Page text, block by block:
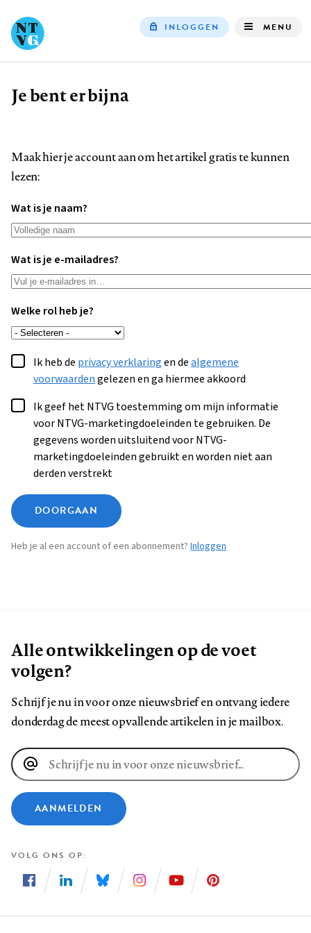
INLOGGEN MENU
Kruimelpad
Je bent er bijna
Maak hier je account aan om het artikel gratis te kunnen
lezen:
Wat is je naam?
Wat is je e-mailadres?
Welke rol heb je?
Ik heb de privacy verklaringen dealgemene
voorwaardengelezen en ga hiermee akkoord
Ik geef het NTVG toestemming om mijn informatie
voor NTVG-marketingdoeleinden te gebruiken. De
gegevens worden uitsluitend voor NTVG-
marketingdoeleinden gebruikt en worden niet aan
derden verstrekt
DOORGAAN
Heb je al een account of een abonnement? Inloggen
Alle ontwikkelingen op de voet
volgen?
Schrijf je nu in voor onze nieuwsbrief en ontvang iedere
donderdag de meest opvallende artikelen in je mailbox.
E-
mailadres
AANMELDEN
VOLG ONS OP
ons
ons
ons
ons
ons
ons